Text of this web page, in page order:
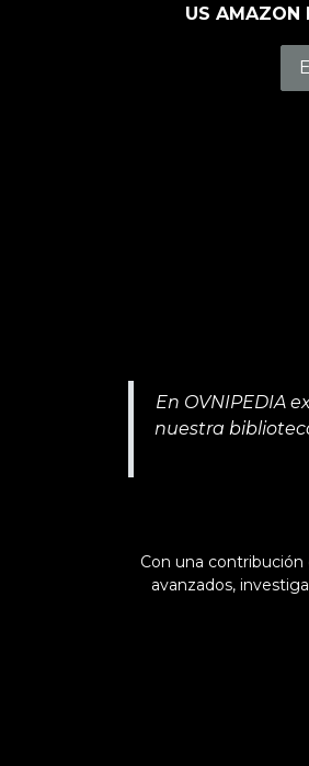
US AMAZON
En OVNIPEDIA
nuestra
Con una contribución
avanzados,